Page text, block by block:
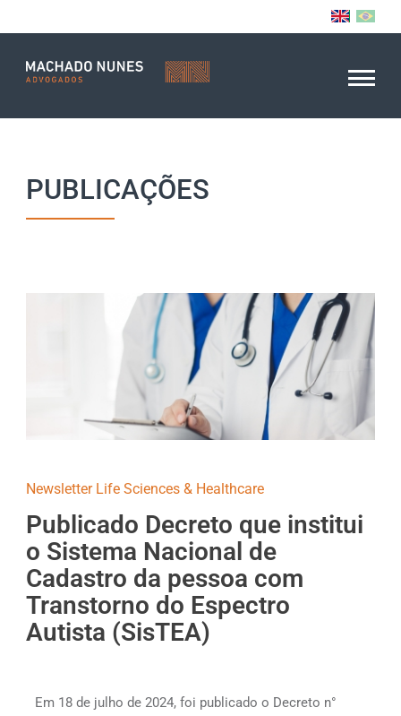
PUBLICAÇÕES
Newsletter Life Sciences & Healthcare
Publicado Decreto que institui
o Sistema Nacional de
Cadastro da pessoa com
Transtorno do Espectro
Autista (SisTEA)
Em 18 de julho de 2024, foi publicado o Decreto n°